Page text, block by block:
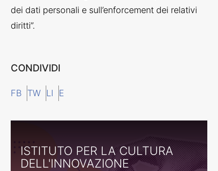
dei dati personali e sull’enforcement dei relativi
diritti”.
CONDIVIDI
FB TW LI E
ISTITUTO PER LA CULTURA
DELL'INNOVAZIONE